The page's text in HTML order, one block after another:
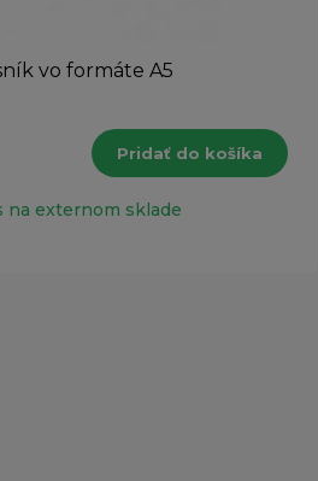
vo formáte A5
Pridať do košíka
na externom sklade